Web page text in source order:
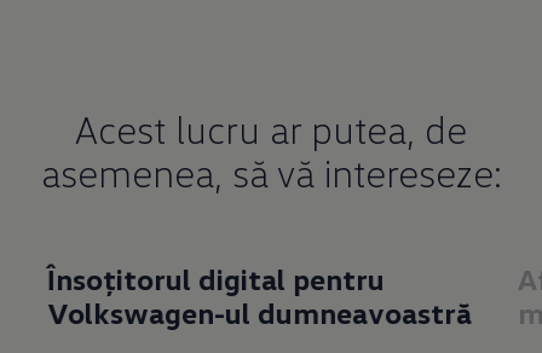
Acest lucru ar putea, de
asemenea, să vă intereseze:
Însoțitorul digital pentru
Volkswagen-ul dumneavoastră